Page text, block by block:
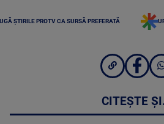
ȘTIRILE PROTV CA SURSĂ PREFERATĂ
CITEȘTE